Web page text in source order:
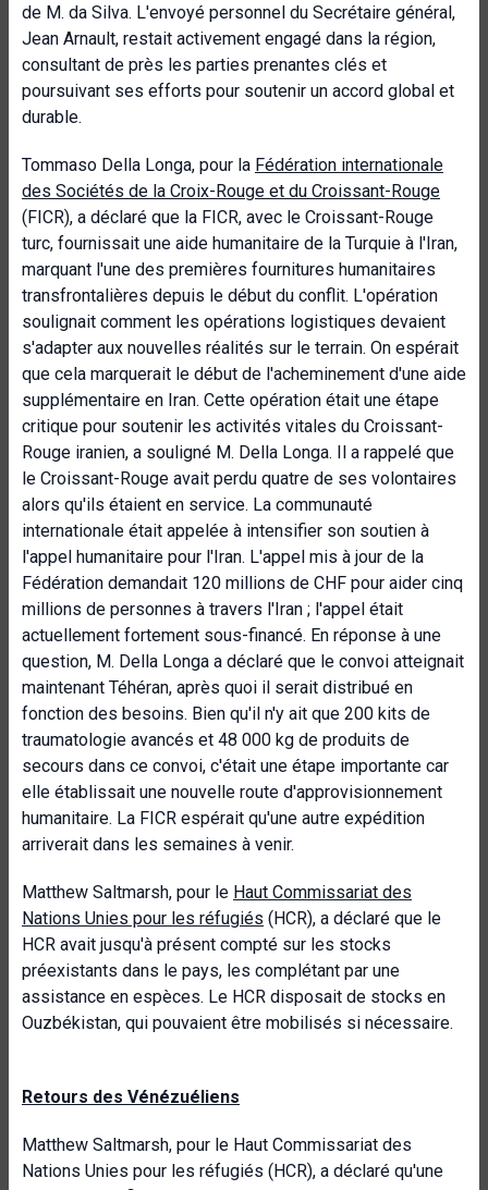
de M. da Silva. L'envoyé personnel du Secrétaire général,
Jean Arnault, restait activement engagé dans la région,
consultant de près les parties prenantes clés et
poursuivant ses efforts pour soutenir un accord global et
durable.
Tommaso Della Longa, pour la Fédération internationale
des Sociétés de la Croix-Rouge et du Croissant-Rouge
(FICR), a déclaré que la FICR, avec le Croissant-Rouge
turc, fournissait une aide humanitaire de la Turquie à l'Iran,
marquant l'une des premières fournitures humanitaires
transfrontalières depuis le début du conflit. L'opération
soulignait comment les opérations logistiques devaient
s'adapter aux nouvelles réalités sur le terrain. On espérait
que cela marquerait le début de l'acheminement d'une aide
supplémentaire en Iran. Cette opération était une étape
critique pour soutenir les activités vitales du Croissant-
Rouge iranien, a souligné M. Della Longa. Il a rappelé que
le Croissant-Rouge avait perdu quatre de ses volontaires
alors qu'ils étaient en service. La communauté
internationale était appelée à intensifier son soutien à
l'appel humanitaire pour l'Iran. L'appel mis à jour de la
Fédération demandait 120 millions de CHF pour aider cinq
millions de personnes à travers l'Iran ; l'appel était
actuellement fortement sous-financé. En réponse à une
question, M. Della Longa a déclaré que le convoi atteignait
maintenant Téhéran, après quoi il serait distribué en
fonction des besoins. Bien qu'il n'y ait que 200 kits de
traumatologie avancés et 48 000 kg de produits de
secours dans ce convoi, c'était une étape importante car
elle établissait une nouvelle route d'approvisionnement
humanitaire. La FICR espérait qu'une autre expédition
arriverait dans les semaines à venir.
Matthew Saltmarsh, pour le Haut Commissariat des
Nations Unies pour les réfugiés (HCR), a déclaré que le
HCR avait jusqu'à présent compté sur les stocks
préexistants dans le pays, les complétant par une
assistance en espèces. Le HCR disposait de stocks en
Ouzbékistan, qui pouvaient être mobilisés si nécessaire.
Retours des Vénézuéliens
Matthew Saltmarsh, pour le Haut Commissariat des
Nations Unies pour les réfugiés (HCR), a déclaré qu'une